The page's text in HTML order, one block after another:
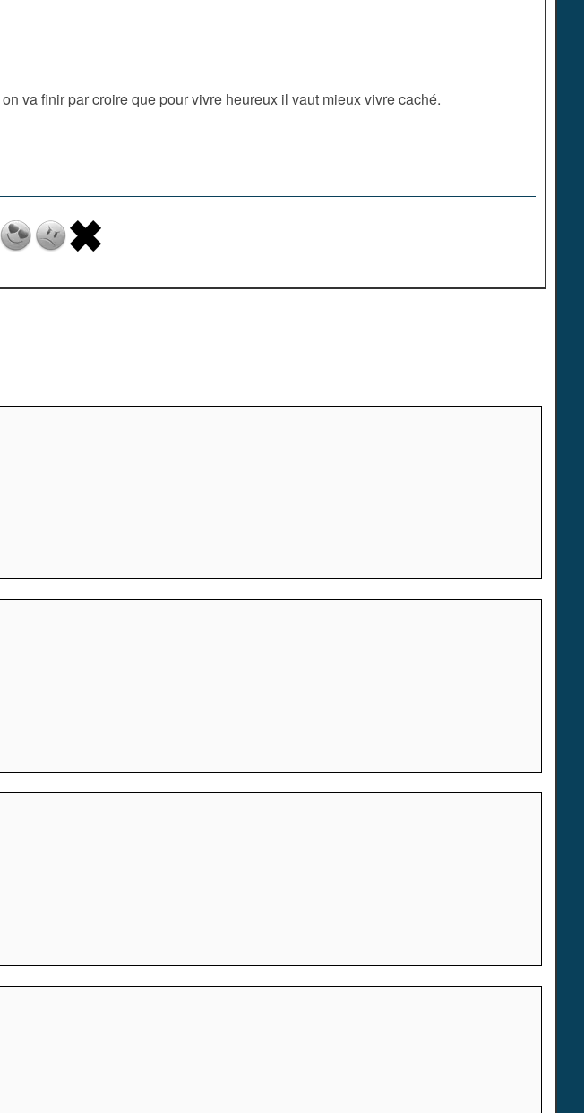
va finir par croire que pour vivre heureux il vaut mieux vivre caché.